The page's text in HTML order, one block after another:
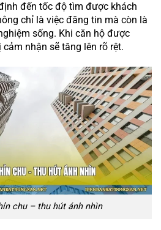
đến tốc độ tìm được khách
chỉ là việc đăng tin mà còn là
sống. Khi căn hộ được
nhận sẽ tăng lên rõ rệt.
chu – thu hút ánh nhìn